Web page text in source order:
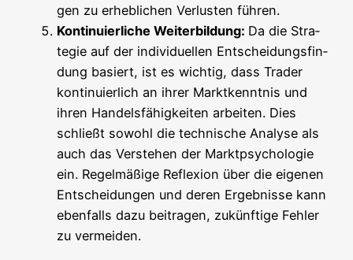
gen zu erheb­li­chen Ver­lus­ten führen.
Kon­ti­nu­ier­li­che Wei­ter­bil­dung: Da die Stra­
te­gie auf der indi­vi­du­el­len Ent­schei­dungs­fin­
dung basiert, ist es wich­tig, dass Trader
kon­ti­nu­ier­lich an ihrer Markt­kennt­nis und
ihren Han­dels­fä­hig­kei­ten arbei­ten. Dies
schließt sowohl die tech­ni­sche Ana­ly­se als
auch das Ver­ste­hen der Markt­psy­cho­lo­gie
ein. Regel­mä­ßi­ge Refle­xi­on über die eige­nen
Ent­schei­dun­gen und deren Ergeb­nis­se kann
eben­falls dazu bei­tra­gen, zukünf­ti­ge Feh­ler
zu vermeiden.